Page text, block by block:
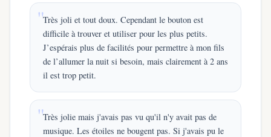
Très joli et tout doux. Cependant le bouton est
difficile à trouver et utiliser pour les plus petits.
J’espérais plus de facilités pour permettre à mon fils
de l’allumer la nuit si besoin, mais clairement à 2 ans
il est trop petit.
Très jolie mais j'avais pas vu qu'il n'y avait pas de
musique. Les étoiles ne bougent pas. Si j'avais pu le